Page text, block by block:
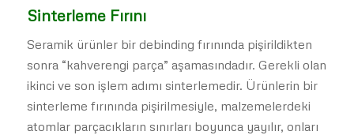
Sinterleme Fırını
Seramik ürünler bir debinding fırınında pişirildikten
sonra “kahverengi parça” aşamasındadır. Gerekli olan
ikinci ve son işlem adımı sinterlemedir. Ürünlerin bir
sinterleme fırınında pişirilmesiyle, malzemelerdeki
atomlar parçacıkların sınırları boyunca yayılır, onları